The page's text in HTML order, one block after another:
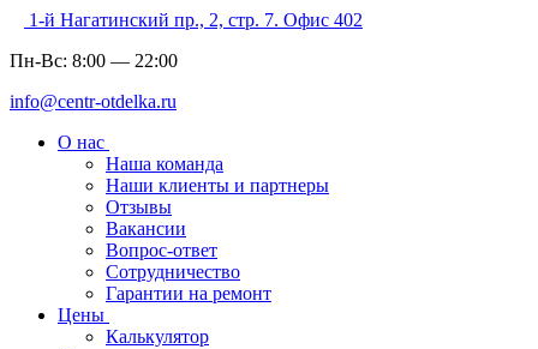
1-й Нагатинский пр., 2, стр. 7. Офис 402
Пн-Вс: 8:00 — 22:00
info@centr-otdelka.ru
О нас
Наша команда
Наши клиенты и партнеры
Отзывы
Вакансии
Вопрос-ответ
Сотрудничество
Гарантии на ремонт
Цены
Калькулятор